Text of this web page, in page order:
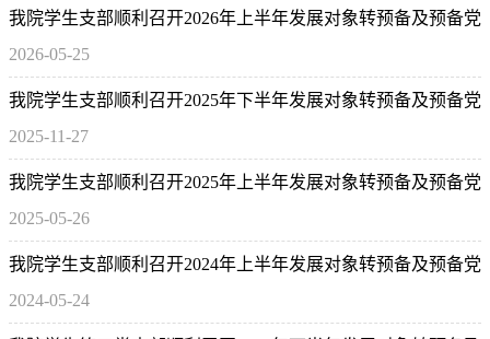
我院学生支部顺利召开2026年上半年发展对象转预备及预备党
员转正的支部大会
2026-05-25
我院学生支部顺利召开2025年下半年发展对象转预备及预备党
员转正支部大会
2025-11-27
我院学生支部顺利召开2025年上半年发展对象转预备及预备党
员转正支部大会
2025-05-26
我院学生支部顺利召开2024年上半年发展对象转预备及预备党
员转正支部大会
2024-05-24